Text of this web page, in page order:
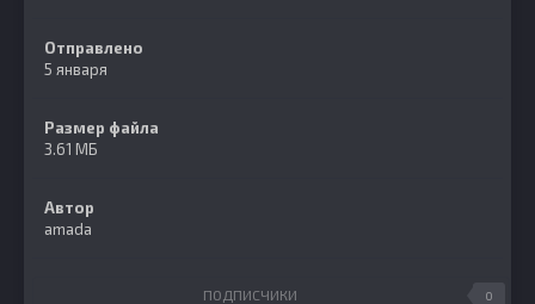
Отправлено
5 января
Размер файла
3.61 МБ
Автор
amada
ПОДПИСЧИКИ 0